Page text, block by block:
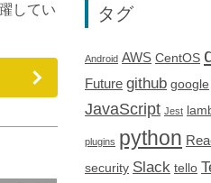
してい
タグ
Android AWS CentOS
Future github google
JavaScript Jest
plugins python
security Slack tello